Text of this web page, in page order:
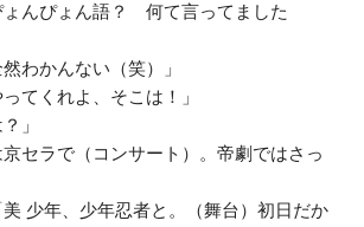
ょんぴょん語？ 何て言ってました
わかんない（笑）」
てくれよ、そこは！」
」
セラで（コンサート）。帝劇ではさっ
少年、少年忍者と。（舞台）初日だか